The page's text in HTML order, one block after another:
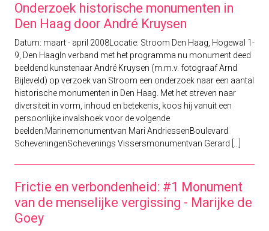
Onderzoek historische monumenten in
Den Haag door André Kruysen
Datum: maart - april 2008Locatie: Stroom Den Haag, Hogewal 1-
9, Den HaagIn verband met het programma nu monument deed
beeldend kunstenaar André Kruysen (m.m.v. fotograaf Arnd
Bijleveld) op verzoek van Stroom een onderzoek naar een aantal
historische monumenten in Den Haag. Met het streven naar
diversiteit in vorm, inhoud en betekenis, koos hij vanuit een
persoonlijke invalshoek voor de volgende
beelden:Marinemonumentvan Mari AndriessenBoulevard
ScheveningenSchevenings Vissersmonumentvan Gerard [...]
Frictie en verbondenheid: #1 Monument
van de menselijke vergissing - Marijke de
Goey